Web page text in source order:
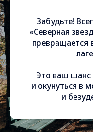
Забудьте!
«Северная
превращается
Это ваш шанс
и окунуться в
и